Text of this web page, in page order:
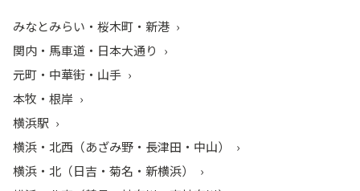
みなとみらい・桜木町・新港
関内・馬車道・日本大通り
元町・中華街・山手
本牧・根岸
横浜駅
横浜・北西（あざみ野・長津田・中山）
横浜・北（日吉・菊名・新横浜）